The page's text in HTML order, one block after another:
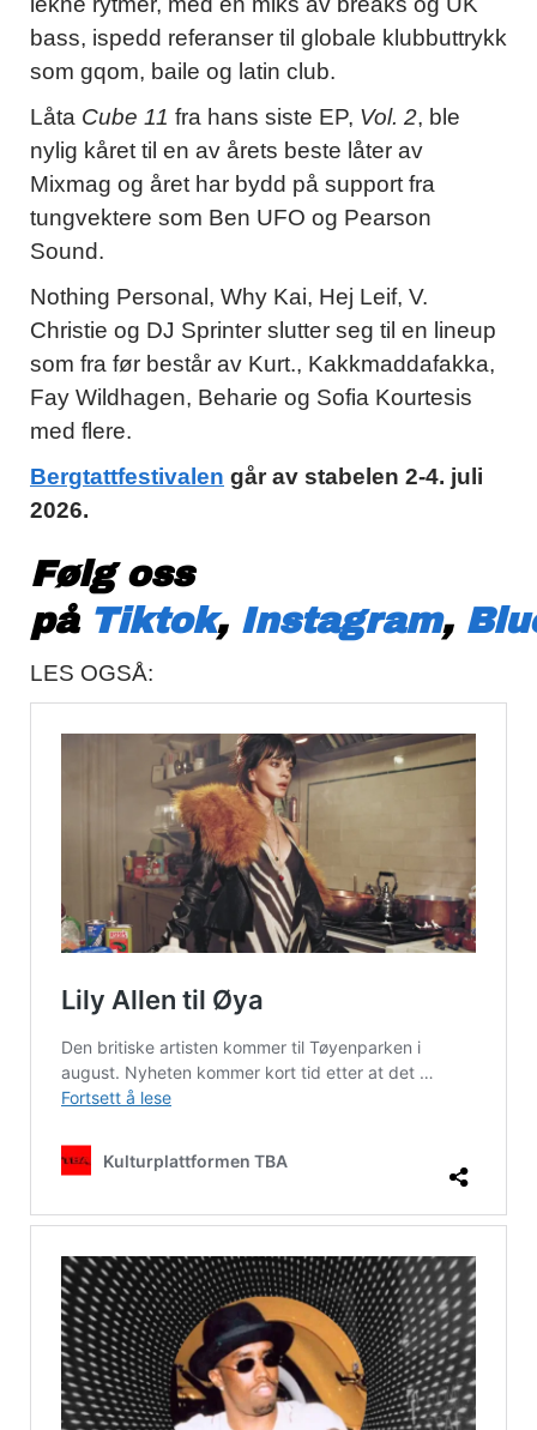
bass, ispedd referanser til globale klubbuttrykk
som gqom, baile og latin club.
Låta Cube 11 fra hans siste EP, Vol. 2, ble
nylig kåret til en av årets beste låter av
Mixmag og året har bydd på support fra
tungvektere som Ben UFO og Pearson
Sound.
Nothing Personal, Why Kai, Hej Leif, V.
Christie og DJ Sprinter slutter seg til en lineup
som fra før består av Kurt., Kakkmaddafakka,
Fay Wildhagen, Beharie og Sofia Kourtesis
med flere.
Bergtattfestivalen går av stabelen 2-4. juli
2026.
Følg oss
på Tiktok, Instagram,
LES OGSÅ: